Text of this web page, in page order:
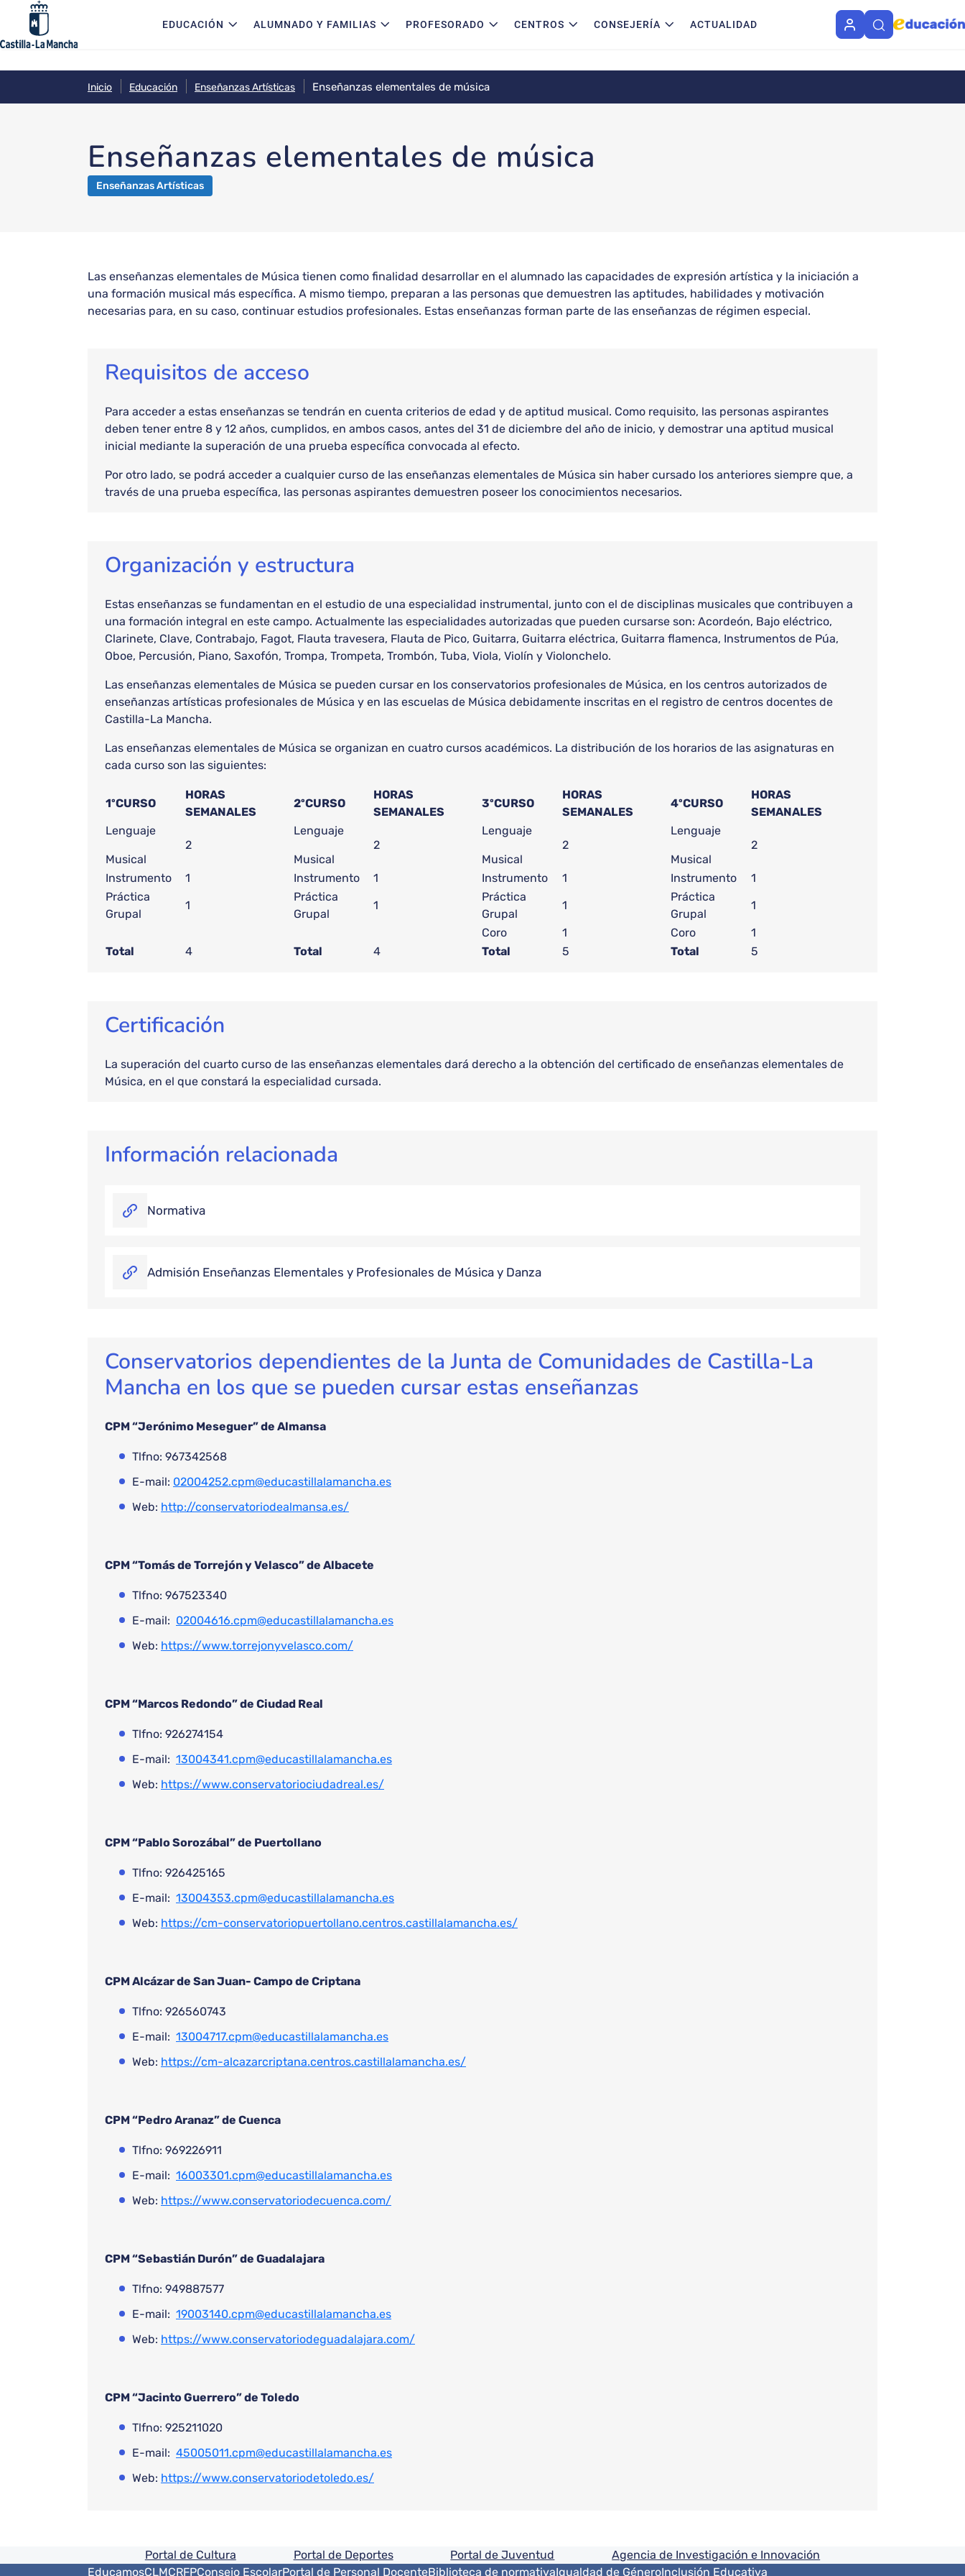
Pasar al contenido principalNavegación principal
EDUCACIÓN ALUMNADO Y FAMILIAS PROFESORADO CENTROS CONSEJERÍA ACTUALIDAD
Inicio Educación Enseñanzas Artísticas Enseñanzas elementales de música
Enseñanzas elementales de música
Enseñanzas Artísticas
Las enseñanzas elementales de Música tienen como finalidad desarrollar en el alumnado las capacidades de expresión artística y la iniciación a
una formación musical más específica. A mismo tiempo, preparan a las personas que demuestren las aptitudes, habilidades y motivación
necesarias para, en su caso, continuar estudios profesionales. Estas enseñanzas forman parte de las enseñanzas de régimen especial.
Requisitos de acceso
Para acceder a estas enseñanzas se tendrán en cuenta criterios de edad y de aptitud musical. Como requisito, las personas aspirantes
deben tener entre 8 y 12 años, cumplidos, en ambos casos, antes del 31 de diciembre del año de inicio, y demostrar una aptitud musical
inicial mediante la superación de una prueba específica convocada al efecto.
Por otro lado, se podrá acceder a cualquier curso de las enseñanzas elementales de Música sin haber cursado los anteriores siempre que, a
través de una prueba específica, las personas aspirantes demuestren poseer los conocimientos necesarios.
Organización y estructura
Estas enseñanzas se fundamentan en el estudio de una especialidad instrumental, junto con el de disciplinas musicales que contribuyen a
una formación integral en este campo. Actualmente las especialidades autorizadas que pueden cursarse son: Acordeón, Bajo eléctrico,
Clarinete, Clave, Contrabajo, Fagot, Flauta travesera, Flauta de Pico, Guitarra, Guitarra eléctrica, Guitarra flamenca, Instrumentos de Púa,
Oboe, Percusión, Piano, Saxofón, Trompa, Trompeta, Trombón, Tuba, Viola, Violín y Violonchelo.
Las enseñanzas elementales de Música se pueden cursar en los conservatorios profesionales de Música, en los centros autorizados de
enseñanzas artísticas profesionales de Música y en las escuelas de Música debidamente inscritas en el registro de centros docentes de
Castilla-La Mancha.
Las enseñanzas elementales de Música se organizan en cuatro cursos académicos. La distribución de los horarios de las asignaturas en
cada curso son las siguientes:
1ºCURSO
HORAS
SEMANALES
2ºCURSO
HORAS
SEMANALES
3ºCURSO
HORAS
SEMANALES
4ºCURSO
HORAS
SEMANALES
Lenguaje
Musical
2
Lenguaje
Musical
2
Lenguaje
Musical
2
Lenguaje
Musical
2
Instrumento 1 Instrumento 1 Instrumento 1 Instrumento
1
Práctica
Grupal
1
Práctica
Grupal
1
Práctica
Grupal
1
Práctica
Grupal
1
Coro
1 Coro
1
Total
4 Total 4 Total 5 Total 5
Certificación
La superación del cuarto curso de las enseñanzas elementales dará derecho a la obtención del certificado de enseñanzas elementales de
Música, en el que constará la especialidad cursada.
Información relacionada
Normativa
Admisión Enseñanzas Elementales y Profesionales de Música y Danza
Conservatorios dependientes de la Junta de Comunidades de Castilla-La
Mancha en los que se pueden cursar estas enseñanzas
CPM “Jerónimo Meseguer” de Almansa
Tlfno: 967342568
E-mail: 02004252.cpm@educastillalamancha.es
Web: http://conservatoriodealmansa.es/
CPM “Tomás de Torrejón y Velasco” de Albacete
Tlfno: 967523340
E-mail: 02004616.cpm@educastillalamancha.es
Web: https://www.torrejonyvelasco.com/
CPM “Marcos Redondo” de Ciudad Real
Tlfno: 926274154
E-mail: 13004341.cpm@educastillalamancha.es
Web: https://www.conservatoriociudadreal.es/
CPM “Pablo Sorozábal” de Puertollano
Tlfno: 926425165
E-mail: 13004353.cpm@educastillalamancha.es
Web: https://cm-conservatoriopuertollano.centros.castillalamancha.es/
CPM Alcázar de San Juan- Campo de Criptana
Tlfno: 926560743
E-mail: 13004717.cpm@educastillalamancha.es
Web: https://cm-alcazarcriptana.centros.castillalamancha.es/
CPM “Pedro Aranaz” de Cuenca
Tlfno: 969226911
E-mail: 16003301.cpm@educastillalamancha.es
Web: https://www.conservatoriodecuenca.com/
CPM “Sebastián Durón” de Guadalajara
Tlfno: 949887577
E-mail: 19003140.cpm@educastillalamancha.es
Web: https://www.conservatoriodeguadalajara.com/
CPM “Jacinto Guerrero” de Toledo
Tlfno: 925211020
E-mail: 45005011.cpm@educastillalamancha.es
Web: https://www.conservatoriodetoledo.es/
Pie de pagina información
Portal de Cultura Portal de Deportes Portal de Juventud Agencia de Investigación e Innovación
EducamosCLMCRFPConsejo EscolarPortal de Personal DocenteBiblioteca de normativaIgualdad de GéneroInclusión Educativa